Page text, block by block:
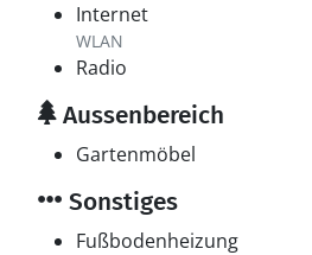
Internet
WLAN
Radio
Aussenbereich
Gartenmöbel
Sonstiges
Fußbodenheizung